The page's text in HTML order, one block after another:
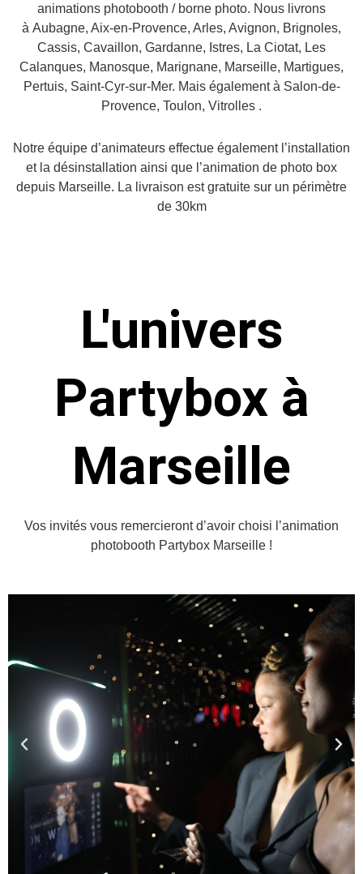
animations photobooth / borne photo. Nous livrons
à Aubagne, Aix-en-Provence, Arles, Avignon, Brignoles,
Cassis, Cavaillon, Gardanne, Istres, La Ciotat, Les
Calanques, Manosque, Marignane, Marseille, Martigues,
Pertuis, Saint-Cyr-sur-Mer. Mais également à Salon-de-
Provence, Toulon, Vitrolles .
Notre équipe d’animateurs effectue également l’installation
et la désinstallation ainsi que l’animation de photo box
depuis Marseille. La livraison est gratuite sur un périmètre
de 30km
L'univers
Partybox à
Marseille
Vos invités vous remercieront d’avoir choisi l’animation
photobooth Partybox Marseille !